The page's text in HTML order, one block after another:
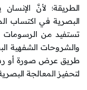
الطريقة؛ لأنَّ
البصرية في اكتساب
تستفيد من الرسومات
والشروحات الشفهية
طريق عرض صورة أو
لتحفيز المعالجة